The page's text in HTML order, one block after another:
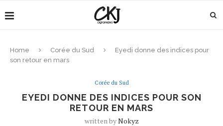
Home Corée du Sud
Eyedi donne des indices pour
son retour en mars
Corée du Sud
EYEDI DONNE DES INDICES POUR SON
RETOUR EN MARS
written byNokyz